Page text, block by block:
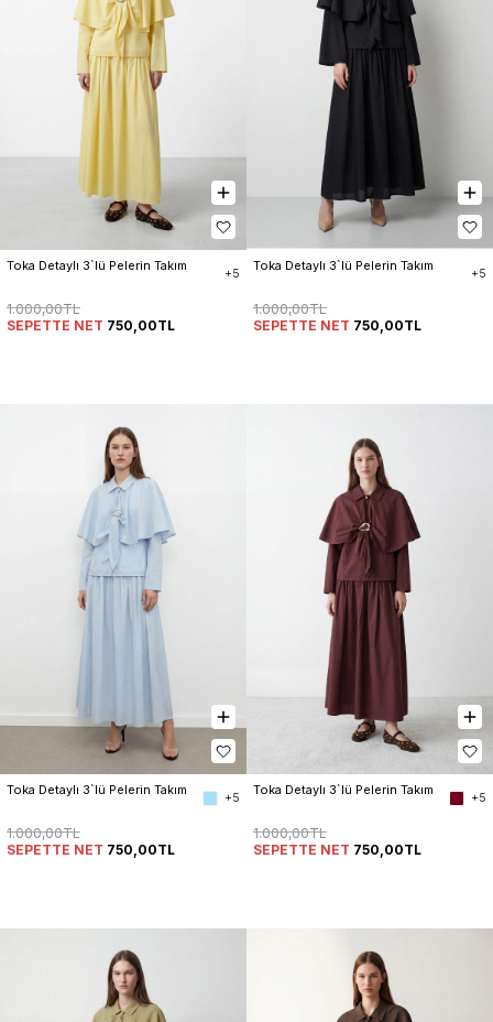
Toka Detaylı 3`lü Pelerin Takım
+5
1.000,00TL
SEPETTE NET 750,00TL
Toka Detaylı 3`lü Pelerin Takım
+5
1.000,00TL
SEPETTE NET 750,00TL
Toka Detaylı 3`lü Pelerin Takım
+5
1.000,00TL
SEPETTE NET 750,00TL
Toka Detaylı 3`lü Pelerin Takım
+5
1.000,00TL
SEPETTE NET 750,00TL